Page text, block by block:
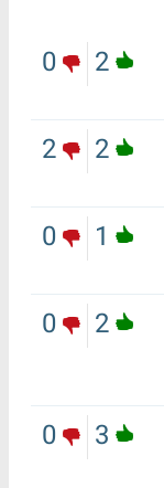
2
0
2
2
1
0
2
0
3
0